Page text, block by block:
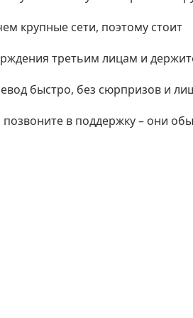
крупные сети, поэтому стоит
третьим лицам и
быстро, без сюрпризов и
позвоните в поддержку – они